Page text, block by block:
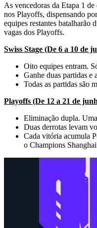
As vencedoras da Etapa 1
nos Playoffs, dispensando
equipes restantes batalharão
vagas dos Playoffs.
Swiss Stage (De 6 a 10 de
Oito equipes entram.
Ganhe duas partidas e
Todas as partidas são
Playoffs (De 12 a 21 de
Eliminação dupla.
Duas derrotas levam
Cada vitória acumula
o Champions